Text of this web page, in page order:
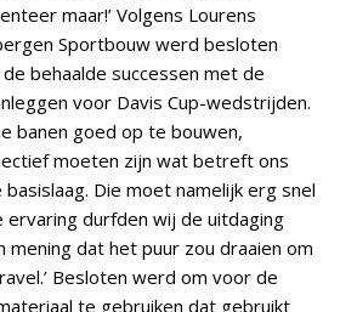
maar!’ Volgens Lourens
Sportbouw werd besloten
behaalde successen met de
voor Davis Cup-wedstrijden.
banen goed op te bouwen,
moeten zijn wat betreft ons
Die moet namelijk erg snel
ervaring durfden wij de uitdaging
mening dat het puur zou draaien om
Besloten werd om voor de
te gebruiken dat gebruikt